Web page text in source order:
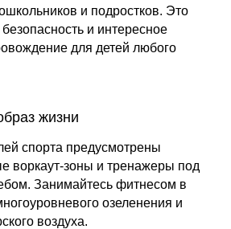
и подростков. Это
безопасность и интересное
для детей любого
жизни
спорта предусмотрены
воркаут-зоны и тренажеры под
Занимайтесь фитнесом в
озеленения и
воздуха.